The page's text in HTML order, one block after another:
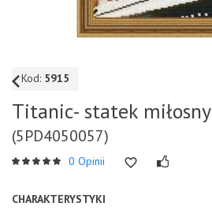
Kod: 5915
Titanic- statek miłosny
(5PD4050057)
0 Opinii
CHARAKTERYSTYKI